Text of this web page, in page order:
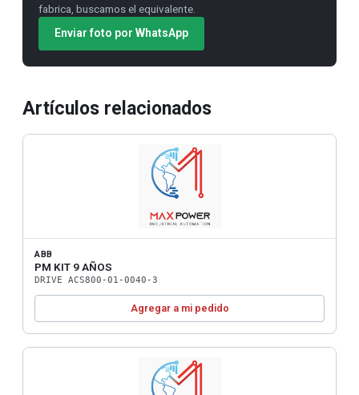
fabrica, buscamos el equivalente.
Enviar foto por WhatsApp
Artículos relacionados
ABB
PM KIT 9 AÑOS
DRIVE ACS800-01-0040-3
Agregar a mi pedido